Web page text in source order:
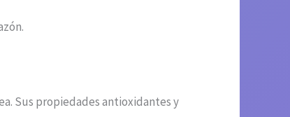
Sus propiedades antioxidantes y